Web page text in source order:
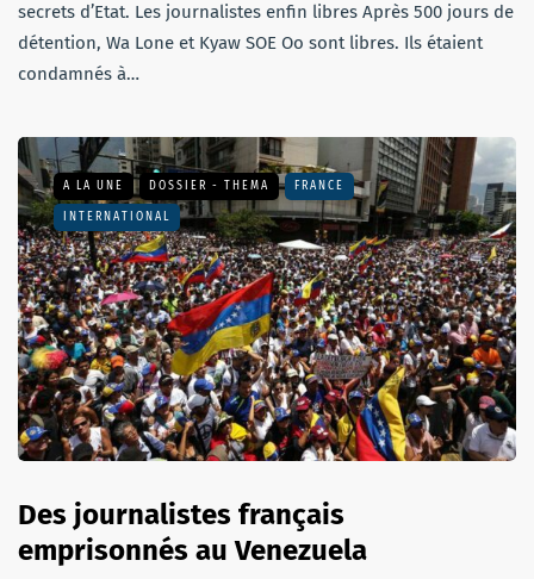
secrets d’Etat. Les journalistes enfin libres Après 500 jours de
détention, Wa Lone et Kyaw SOE Oo sont libres. Ils étaient
condamnés à…
A LA UNE DOSSIER - THEMA FRANCE
INTERNATIONAL
Des journalistes français
emprisonnés au Venezuela